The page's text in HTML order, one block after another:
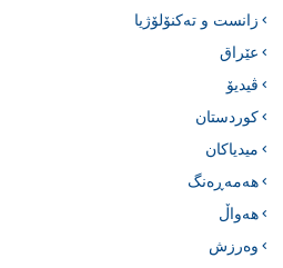
زانست و تەکنۆلۆژیا
عێراق
ڤیدیۆ
کوردستان
میدیاکان
هەمەڕەنگ
هەواڵ
وەرزش